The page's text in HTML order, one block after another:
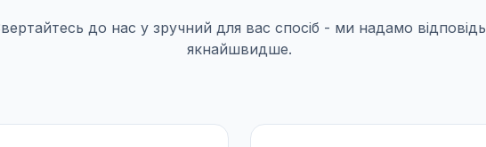
до нас у зручний для вас спосiб - ми надамо вiдповiдь
якнайшвидше.